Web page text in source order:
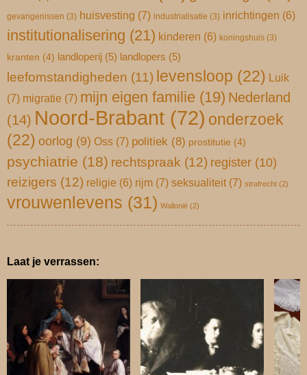
gevangenissen (3) huisvesting (7) industrialisatie (3) inrichtingen (6)
institutionalisering (21) kinderen (6) koningshuis (3)
kranten (4) landloperij (5) landlopers (5)
leefomstandigheden (11) levensloop (22) Luik
(7) migratie (7) mijn eigen familie (19) Nederland
(14) Noord-Brabant (72) onderzoek
(22) oorlog (9) Oss (7) politiek (8) prostitutie (4)
psychiatrie (18) rechtspraak (12) register (10)
reizigers (12) religie (6) rijm (7) seksualiteit(7) strafrecht (2)
vrouwenlevens (31) Wallonië (2)
Laat je verrassen: